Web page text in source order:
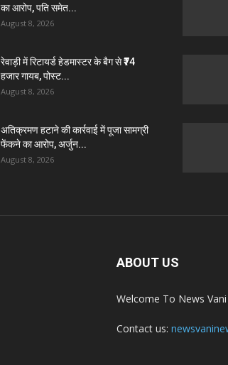
का आरोप, पति समेत...
August 8, 2026
रेवाड़ी में रिटायर्ड हेडमास्टर के बैग से ₹74
हजार गायब, पोस्ट...
August 8, 2026
अतिक्रमण हटाने की कार्रवाई में पूजा सामग्री
फेंकने का आरोप, अर्जुन...
August 8, 2026
ABOUT US
Welcome To News Vani
Contact us: